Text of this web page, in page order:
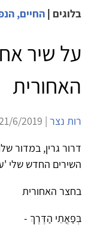
בלוגים | החיים,
על שיר
האחורית
רות נצר | 21/6/2019 | 4,026 צפיות |
דרור גרין, במדור
השירים החדש שלי
בחצר האחורית
בְּפַאֲתֵי הַדֶּרֶךְ -